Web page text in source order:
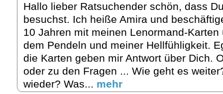
Hallo lieber Ratsuchender schön, dass
besuchst. Ich heiße Amira und
10 Jahren mit meinen Lenormand-
dem Pendeln und meiner Hellfühligkeit.
die Karten geben mir Antwort über Dich.
oder zu den Fragen ... Wie geht es
wieder? Was... mehr